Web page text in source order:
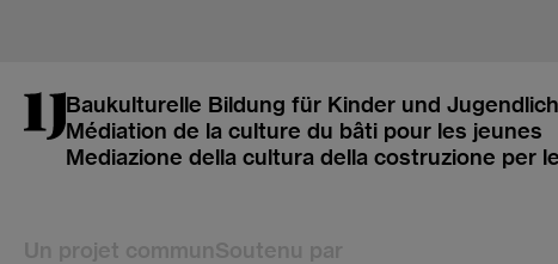
Baukulturelle Bildung für Kinder und
Médiation de la culture du bâti pour les jeunes
Mediazione della cultura della costruzione per